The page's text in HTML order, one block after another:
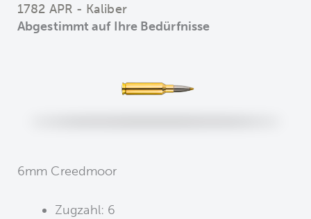
1782 APR - Kaliber
Abgestimmt auf Ihre Bedürfnisse
6mm Creedmoor
Zugzahl: 6